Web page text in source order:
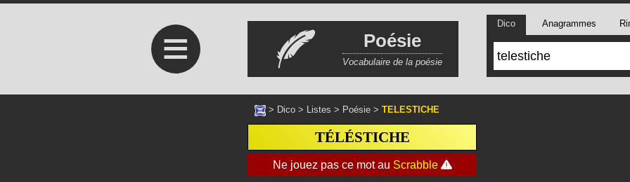
≡ Poésie
Vocabulaire de la poésie
Dico Anagrammes
> Dico > Listes > Poésie > TELESTICHE
TÉLÉSTICHE